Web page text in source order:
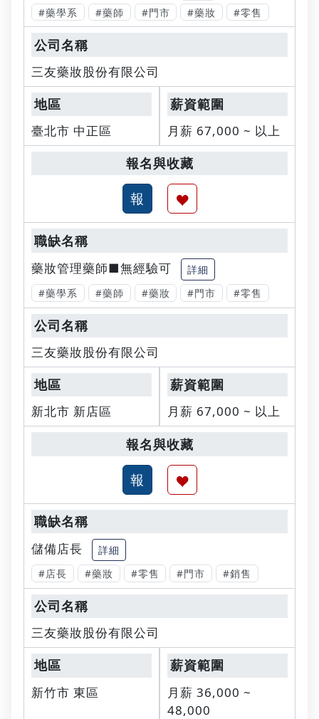
#藥學系
#藥師 #門市 #藥妝 #零售
三友藥妝股份有限公司
臺北市 中正區 月薪 67,000 ~ 以上
藥妝管理藥師■無經驗可
詳細
#藥學系
#藥師 #藥妝 #門市 #零售
三友藥妝股份有限公司
新北市 新店區 月薪 67,000 ~ 以上
儲備店長
詳細
#店長
#藥妝 #零售 #門市 #銷售
三友藥妝股份有限公司
新竹市 東區
月薪 36,000 ~
48,000